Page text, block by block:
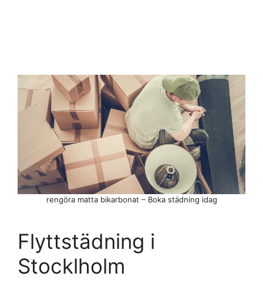
Flyttstädning i
Stocklholm
rengöra matta bikarbonat – Boka städning idag